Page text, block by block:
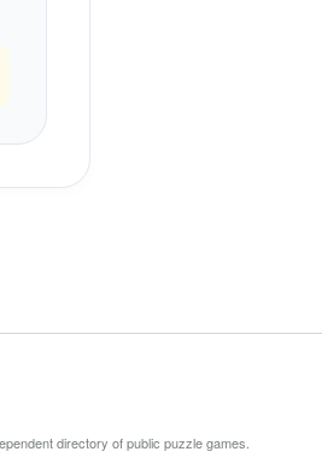
directory of public puzzle games.